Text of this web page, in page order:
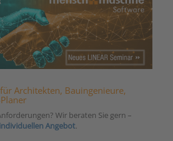
Architekten, Bauingenieure,
Wir beraten Sie gern –
individuellen Angebot.